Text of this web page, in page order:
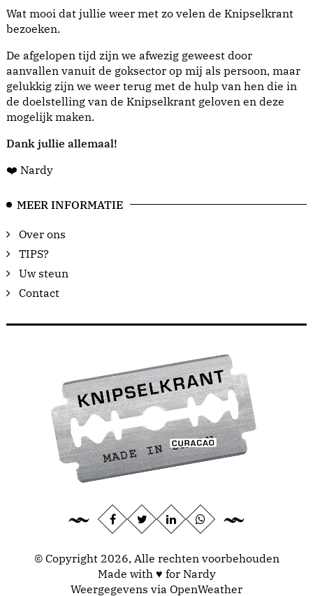
Wat mooi dat jullie weer met zo velen de Knipselkrant
bezoeken.
De afgelopen tijd zijn we afwezig geweest door
aanvallen vanuit de goksector op mij als persoon, maar
gelukkig zijn we weer terug met de hulp van hen die in
de doelstelling van de Knipselkrant geloven en deze
mogelijk maken.
Dank jullie allemaal!
❤️ Nardy
MEER INFORMATIE
Over ons
TIPS?
Uw steun
Contact
© Copyright 2026, Alle rechten voorbehouden
Made with ♥ for Nardy
Weergegevens via OpenWeather